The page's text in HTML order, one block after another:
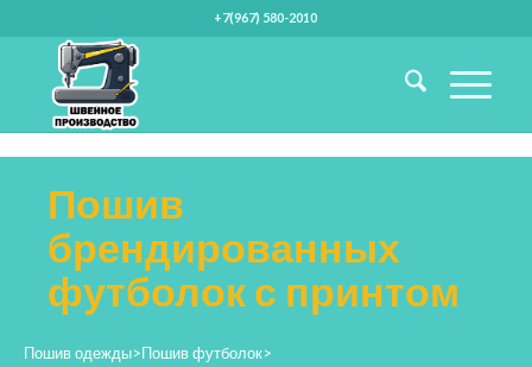
+7(967) 580-2010
Пошив
брендированных
футболок с принтом
Пошив одежды>Пошив футболок>